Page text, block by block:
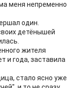
меня непременно
один.
детёнышей
жителя
и года, заставила
стало ясно уже